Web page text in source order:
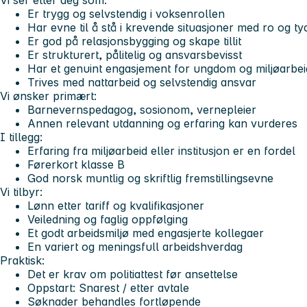
Er trygg og selvstendig i voksenrollen
Har evne til å stå i krevende situasjoner med ro og
Er god på relasjonsbygging og skape tillit
Er strukturert, pålitelig og ansvarsbevisst
Har et genuint engasjement for ungdom og
Trives med nattarbeid og selvstendig ansvar
Vi ønsker primært:
Barnevernspedagog, sosionom, vernepleier
Annen relevant utdanning og erfaring kan vurderes
I tillegg:
Erfaring fra miljøarbeid eller institusjon er en fordel
Førerkort klasse B
God norsk muntlig og skriftlig fremstillingsevne
Vi tilbyr:
Lønn etter tariff og kvalifikasjoner
Veiledning og faglig oppfølging
Et godt arbeidsmiljø med engasjerte kollegaer
En variert og meningsfull arbeidshverdag
Praktisk:
Det er krav om politiattest før ansettelse
Oppstart: Snarest / etter avtale
Søknader behandles fortløpende